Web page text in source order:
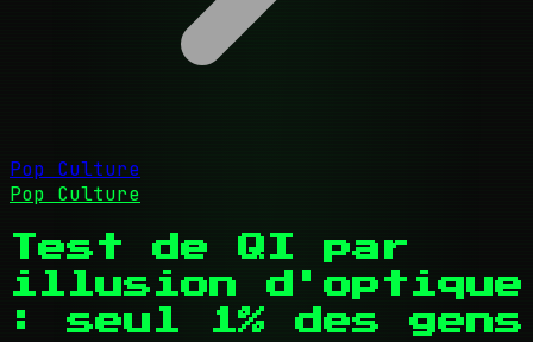
Pop Culture
Pop Culture
Test de QI par
illusion d'optique
: seul 1% des gens